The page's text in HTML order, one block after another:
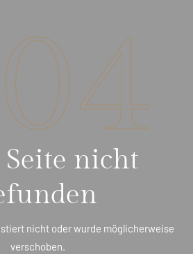
Seite nicht
nicht oder wurde möglicherweise
verschoben.